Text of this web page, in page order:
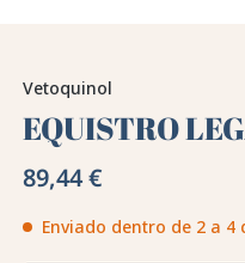
Vetoquinol
EQUISTRO
89,44 €
Enviado dentro de 2 a 4